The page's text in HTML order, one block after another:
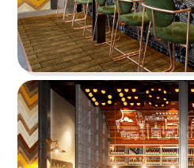
PHÊ
Dự án mới nhất của chúng
tọa lạc trên con đường